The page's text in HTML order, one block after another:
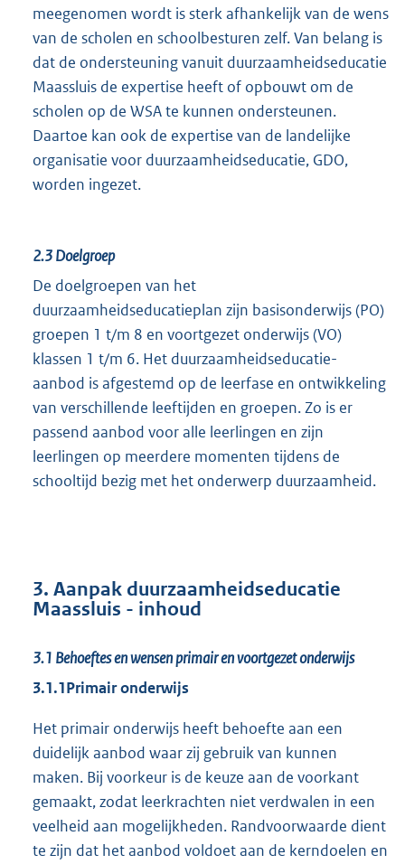
meegenomen wordt is sterk afhankelijk van de wens
van de scholen en schoolbesturen zelf. Van belang is
dat de ondersteuning vanuit duurzaamheidseducatie
Maassluis de expertise heeft of opbouwt om de
scholen op de WSA te kunnen ondersteunen.
Daartoe kan ook de expertise van de landelijke
organisatie voor duurzaamheidseducatie, GDO,
worden ingezet.
2.3Doelgroep
De doelgroepen van het
duurzaamheidseducatieplan zijn basisonderwijs (PO)
groepen 1 t/m 8 en voortgezet onderwijs (VO)
klassen 1 t/m 6. Het duurzaamheidseducatie-
aanbod is afgestemd op de leerfase en ontwikkeling
van verschillende leeftijden en groepen. Zo is er
passend aanbod voor alle leerlingen en zijn
leerlingen op meerdere momenten tijdens de
schooltijd bezig met het onderwerp duurzaamheid.
3. Aanpak duurzaamheidseducatie
Maassluis - inhoud
3.1 Behoeftes en wensen primair en voortgezet onderwijs
3.1.1Primair onderwijs
Het primair onderwijs heeft behoefte aan een
duidelijk aanbod waar zij gebruik van kunnen
maken. Bij voorkeur is de keuze aan de voorkant
gemaakt, zodat leerkrachten niet verdwalen in een
veelheid aan mogelijkheden. Randvoorwaarde dient
te zijn dat het aanbod voldoet aan de kerndoelen en